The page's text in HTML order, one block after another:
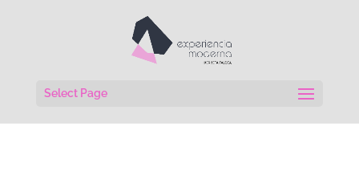
Select Page